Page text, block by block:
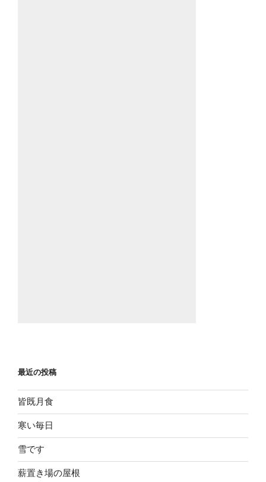
最近の投稿
皆既月食
寒い毎日
雪です
薪置き場の屋根